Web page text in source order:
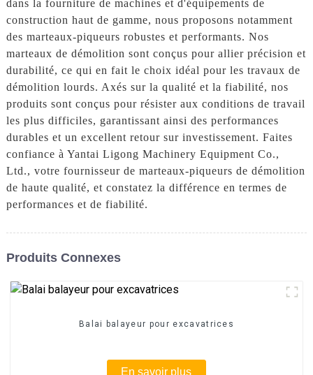
dans la fourniture de machines et d'équipements de
construction haut de gamme, nous proposons notamment
des marteaux-piqueurs robustes et performants. Nos
marteaux de démolition sont conçus pour allier précision et
durabilité, ce qui en fait le choix idéal pour les travaux de
démolition lourds. Axés sur la qualité et la fiabilité, nos
produits sont conçus pour résister aux conditions de travail
les plus difficiles, garantissant ainsi des performances
durables et un excellent retour sur investissement. Faites
confiance à Yantai Ligong Machinery Equipment Co.,
Ltd., votre fournisseur de marteaux-piqueurs de démolition
de haute qualité, et constatez la différence en termes de
performances et de fiabilité.
Produits Connexes
Balai balayeur pour excavatrices
En savoir plus